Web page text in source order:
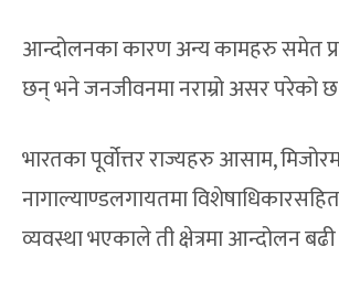
आन्दोलनका कारण अन्य कामहरु समेत
छन् भने जनजीवनमा नराम्रो असर परेको छ
भारतका पूर्वोत्तर राज्यहरु आसाम,
नागाल्याण्डलगायतमा
व्यवस्था भएकाले ती क्षेत्रमा आन्दोलन